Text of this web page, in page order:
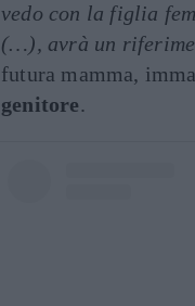
vedo con la figlia
(…), avrà un
futura mamma,
genitore.